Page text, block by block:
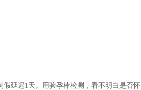
延迟1天。用验孕棒检测，看不明白是否怀